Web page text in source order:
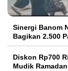
Sinergi Banom
Bagikan 2.500
Diskon Rp700
Mudik Ramadan